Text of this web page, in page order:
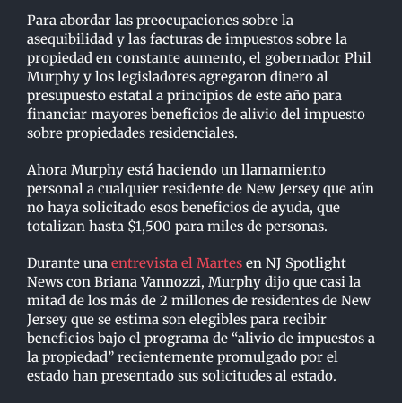
Para abordar las preocupaciones sobre la
asequibilidad y las facturas de impuestos sobre la
propiedad en constante aumento, el gobernador Phil
Murphy y los legisladores agregaron dinero al
presupuesto estatal a principios de este año para
financiar mayores beneficios de alivio del impuesto
sobre propiedades residenciales.
Ahora Murphy está haciendo un llamamiento
personal a cualquier residente de New Jersey que aún
no haya solicitado esos beneficios de ayuda, que
totalizan hasta $1,500 para miles de personas.
Durante una entrevista el Martesen NJ Spotlight
News con Briana Vannozzi, Murphy dijo que casi la
mitad de los más de 2 millones de residentes de New
Jersey que se estima son elegibles para recibir
beneficios bajo el programa de “alivio de impuestos a
la propiedad” recientemente promulgado por el
estado han presentado sus solicitudes al estado.